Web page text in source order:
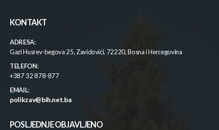
KONTAKT
ADRESA:
Gazi Husrev-begova 25, Zavidovići, 72220, Bosna i Hercegovina
TELEFON:
+387 32 878-877
EMAIL:
polikzav@bih.net.ba
POSLJEDNJE OBJAVLJENO